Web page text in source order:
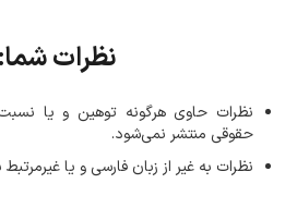
نظرات شما:
نظرات حاوی هرگونه توهین و یا
حقوقی منتشر نمی‌شود.
نظرات به غیر از زبان فارسی و یا